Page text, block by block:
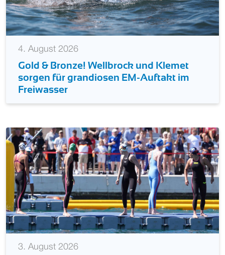
4. August 2026
Gold & Bronze! Wellbrock und Klemet
sorgen für grandiosen EM-Auftakt im
Freiwasser
3. August 2026